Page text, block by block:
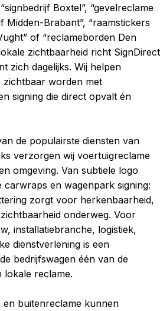
Boxtel”, “gevelreclame
Midden-Brabant”, “raamstickers
of “reclameborden Den
zichtbaarheid richt SignDirect
zich dagelijks. Wij helpen
zichtbaar worden met
signing die direct opvalt én
de populairste diensten van
verzorgen wij voertuigreclame
omgeving. Van subtiele logo
en wagenpark signing:
zorgt voor herkenbaarheid,
onderweg. Voor
installatiebranche, logistiek,
dienstverlening is een
bedrijfswagen één van de
lokale reclame.
buitenreclame kunnen